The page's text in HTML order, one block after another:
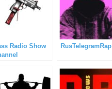
Radio Show
RusTelegramRap